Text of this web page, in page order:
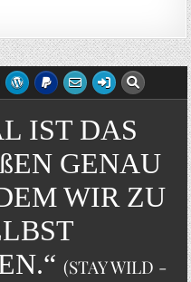
IST DAS
GENAU
WIR ZU
(STAY WILD -